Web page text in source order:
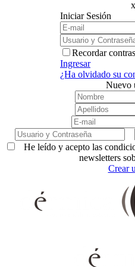
x
Iniciar Sesión
Recordar
Ingresar
¿Ha olvidado su
Nuevo
He leído y acepto las
newsletters
Crear